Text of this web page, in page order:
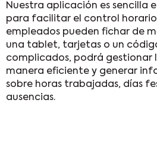
Nuestra aplicación es sencilla
para facilitar el control horario
empleados pueden fichar de
una tablet, tarjetas o un código
complicados, podrá gestionar
manera eficiente y generar
sobre horas trabajadas, días
ausencias.